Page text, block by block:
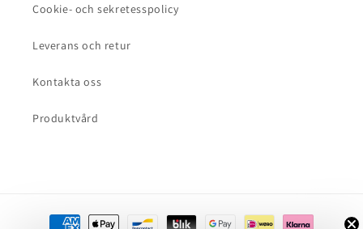
Cookie- och sekretesspolicy
Leverans och retur
Kontakta oss
Produktvård
Betalningsmetoder